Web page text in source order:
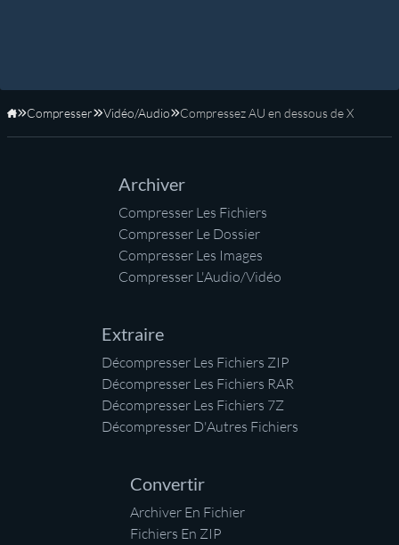
Accueil
Compresser Vidéo/Audio Compressez AU en dessous de X
Archiver
Compresser Les Fichiers
Compresser Le Dossier
Compresser Les Images
Compresser L'Audio/Vidéo
Extraire
Décompresser Les Fichiers ZIP
Décompresser Les Fichiers RAR
Décompresser Les Fichiers 7Z
Décompresser D'Autres Fichiers
Convertir
Archiver En Fichier
Fichiers En ZIP